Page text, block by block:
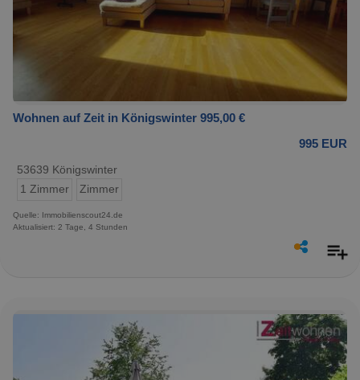
Wohnen auf Zeit in Königswinter 995,00 €
995 EUR
53639 Königswinter
1 Zimmer
Zimmer
Quelle: Immobilienscout24.de
Aktualisiert: 2 Tage, 4 Stunden